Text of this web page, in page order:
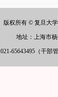
版权所有 © 复旦大
地址：上海市
021-65643495（干部